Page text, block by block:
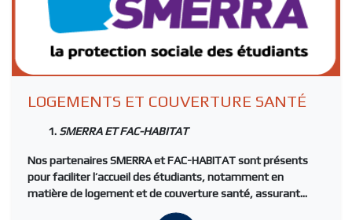
LOGEMENTS ET COUVERTURE SANTÉ
SMERRA ET FAC-HABITAT
Nos partenairesSMERRAetFAC-HABITATsont présents
pour faciliter l’accueil des étudiants, notamment en
matière de logement et de couverture santé, assurant...